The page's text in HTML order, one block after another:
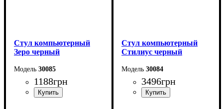
Стул компьютерный
Зеро черный
30085
1188грн
Стул компьютерный
Стилиус черный
30084
3496грн